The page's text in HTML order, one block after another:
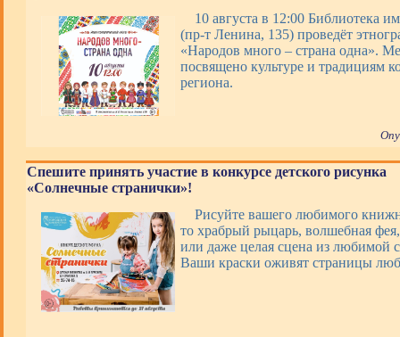
10 августа в 12:00 Библиотека
(пр-т Ленина, 135) проведёт
«Народов много – страна одна».
посвящено культуре и традициям
региона.
Спешите принять участие в конкурсе детского рисунка
«Солнечные странички»!
Рисуйте вашего любимого
то храбрый рыцарь, волшебная
или даже целая сцена из любимой
Ваши краски оживят страницы